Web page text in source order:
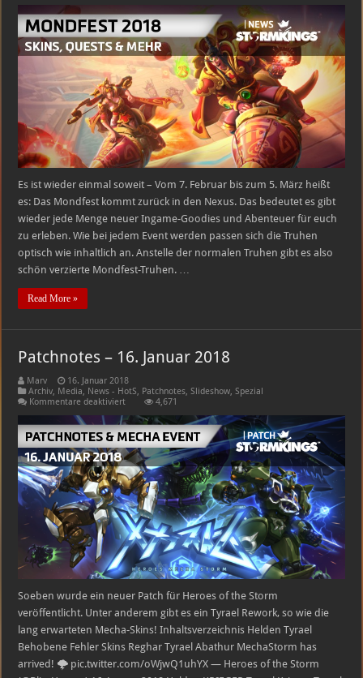
Mondfest
kehrt
zurück
Es ist wieder einmal soweit – Vom 7. Februar bis zum 5. März heißt
es: Das Mondfest kommt zurück in den Nexus. Das bedeutet es gibt
wieder jede Menge neuer Ingame-Goodies und Abenteuer für euch
zu erleben. Wie bei jedem Event werden passen sich die Truhen
optisch wie inhaltlich an. Anstelle der normalen Truhen gibt es also
schön verzierte Mondfest-Truhen. …
Read More »
Patchnotes – 16. Januar 2018
Marv
16. Januar 2018
Archiv, Media, News - HotS, Patchnotes,Slideshow,Spezial
Kommentare deaktiviertfür
–
16.
Januar
2018
4,671
Soeben wurde ein neuer Patch für Heroes of the Storm
veröffentlicht. Unter anderem gibt es ein Tyrael Rework, so wie die
lang erwarteten Mecha-Skins! Inhaltsverzeichnis Helden Tyrael
Behobene Fehler Skins Reghar Tyrael Abathur MechaStorm has
arrived! 🌩️ pic.twitter.com/oWjwQ1uhYX — Heroes of the Storm